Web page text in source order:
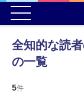
全知的な読
の一覧
5件